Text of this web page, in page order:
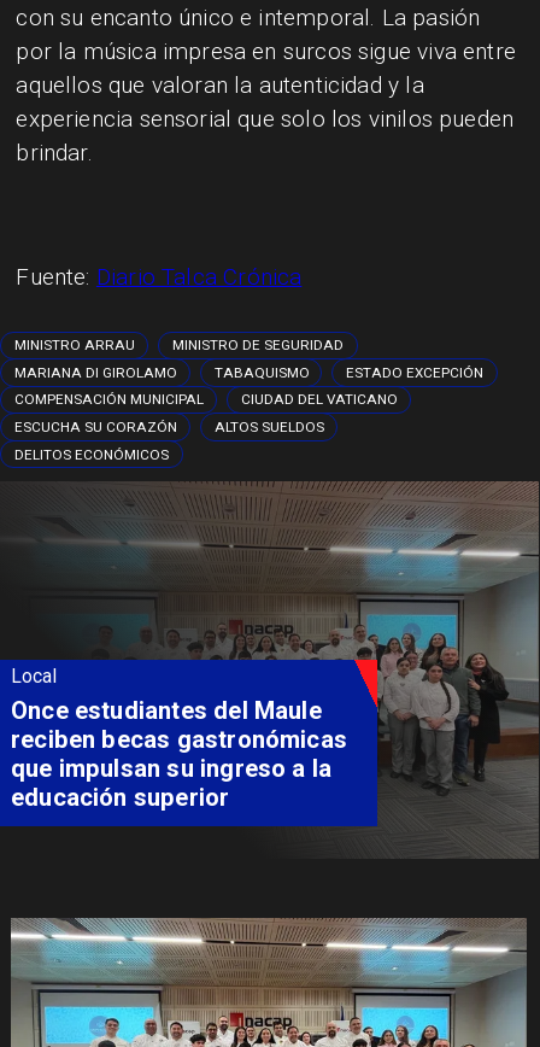
con su encanto único e intemporal. La pasión
por la música impresa en surcos sigue viva entre
aquellos que valoran la autenticidad y la
experiencia sensorial que solo los vinilos pueden
brindar.
Fuente: Diario Talca Crónica
MINISTRO ARRAU
MINISTRO DE SEGURIDAD
MARIANA DI GIROLAMO
TABAQUISMO
ESTADO EXCEPCIÓN
COMPENSACIÓN MUNICIPAL
CIUDAD DEL VATICANO
ESCUCHA SU CORAZÓN
ALTOS SUELDOS
DELITOS ECONÓMICOS
Local
Álvarez-Salamanca lidera la
apuesta regional para
consolidar el Paso Pehuenche
como alternativa a Los
Libertadores